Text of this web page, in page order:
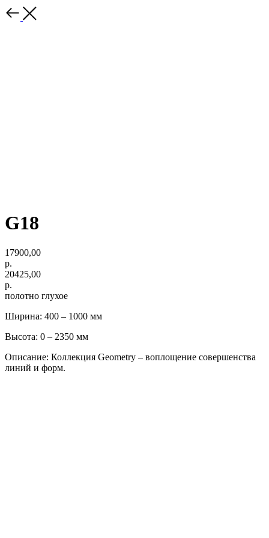
G18
17900,00
р.
20425,00
р.
полотно глухое
Ширина: 400 – 1000 мм
Высота: 0 – 2350 мм
Описание: Коллекция Geometry – воплощение совершенства
линий и форм.